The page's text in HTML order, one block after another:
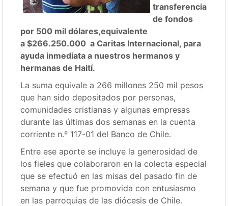
transferencia
de fondos
por 500 mil dólares,equivalente
a $266.250.000 a Caritas Internacional, para
ayuda inmediata a nuestros hermanos y
hermanas de Haití.
La suma equivale a 266 millones 250 mil pesos
que han sido depositados por personas,
comunidades cristianas y algunas empresas
durante las últimas dos semanas en la cuenta
corriente n.º 117-01 del Banco de Chile.
Entre ese aporte se incluye la generosidad de
los fieles que colaboraron en la colecta especial
que se efectuó en las misas del pasado fin de
semana y que fue promovida con entusiasmo
en las parroquias de las diócesis de Chile.